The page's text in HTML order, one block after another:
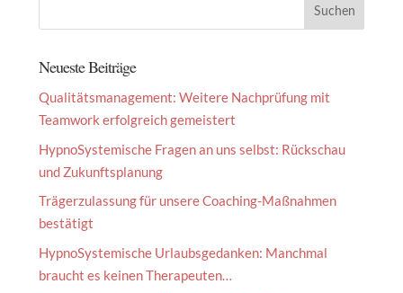
Neueste Beiträge
Qualitätsmanagement: Weitere Nachprüfung mit
Teamwork erfolgreich gemeistert
HypnoSystemische Fragen an uns selbst: Rückschau
und Zukunftsplanung
Trägerzulassung für unsere Coaching-Maßnahmen
bestätigt
HypnoSystemische Urlaubsgedanken: Manchmal
braucht es keinen Therapeuten…